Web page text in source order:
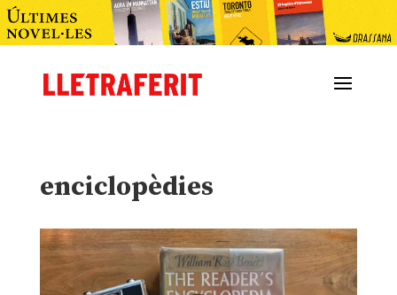
enciclopèdies